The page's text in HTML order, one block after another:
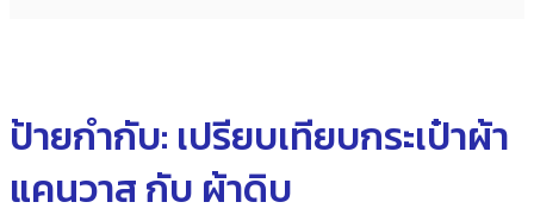
ป้ายกำกับ: เปรียบเทียบกระเป๋าผ้า
แคนวาส กับ ผ้าดิบ